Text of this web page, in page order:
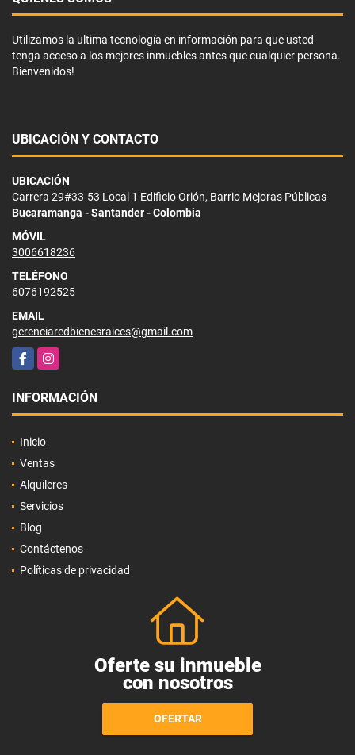
Utilizamos la ultima tecnología en información para que usted
tenga acceso a los mejores inmuebles antes que cualquier persona.
Bienvenidos!
UBICACIÓN Y CONTACTO
UBICACIÓN
Carrera 29#33-53 Local 1 Edificio Orión, Barrio Mejoras Públicas
Bucaramanga - Santander - Colombia
MÓVIL
3006618236
TELÉFONO
6076192525
EMAIL
gerenciaredbienesraices@gmail.com
FacebookInstagram
INFORMACIÓN
Inicio
Ventas
Alquileres
Servicios
Blog
Contáctenos
Políticas de privacidad
Oferte su inmueble
con nosotros
OFERTAR